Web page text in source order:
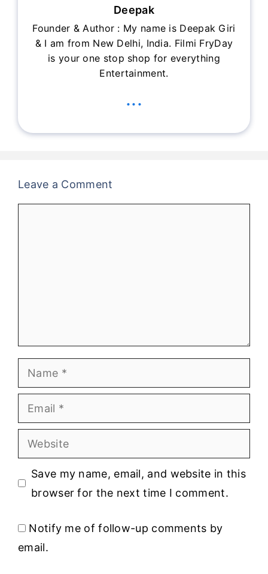
Deepak
Founder & Author : My name is Deepak Giri
& I am from New Delhi, India. Filmi FryDay
is your one stop shop for everything
Entertainment.
...
Leave a Comment
Name
Email
Website
Save my name, email, and website in this
browser for the next time I comment.
Notify me of follow-up comments by
email.